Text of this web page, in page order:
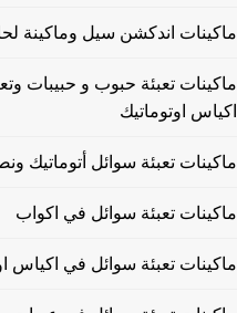
ماكينات اندكشن سيل وماكينة
ماكينات تعبئة حبوب و حبيبات
اكياس اوتوماتيك
ماكينات تعبئة سوائل أتوماتيك
ماكينات تعبئة سوائل في اكواب
ماكينات تعبئة سوائل في اكياس